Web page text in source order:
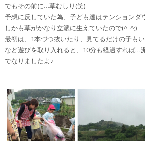
でもその前に…草むしり(笑)
予想に反していた為、子ども達はテンションダ
しかも草がかなり立派に生えていたので(^_^;)
最初は、1本づつ抜いたり、見てるだけの子も
など遊びを取り入れると、10分も経過すれば…
でなりましたよ♪